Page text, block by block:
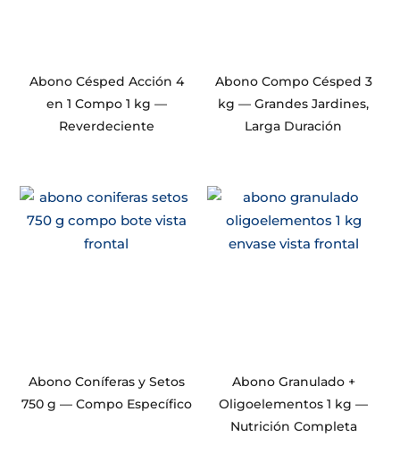
Abono Césped Acción 4
en 1 Compo 1 kg —
Reverdeciente
Abono Compo Césped 3
kg — Grandes Jardines,
Larga Duración
Abono Coníferas y Setos
750 g — Compo Específico
Abono Granulado +
Oligoelementos 1 kg —
Nutrición Completa